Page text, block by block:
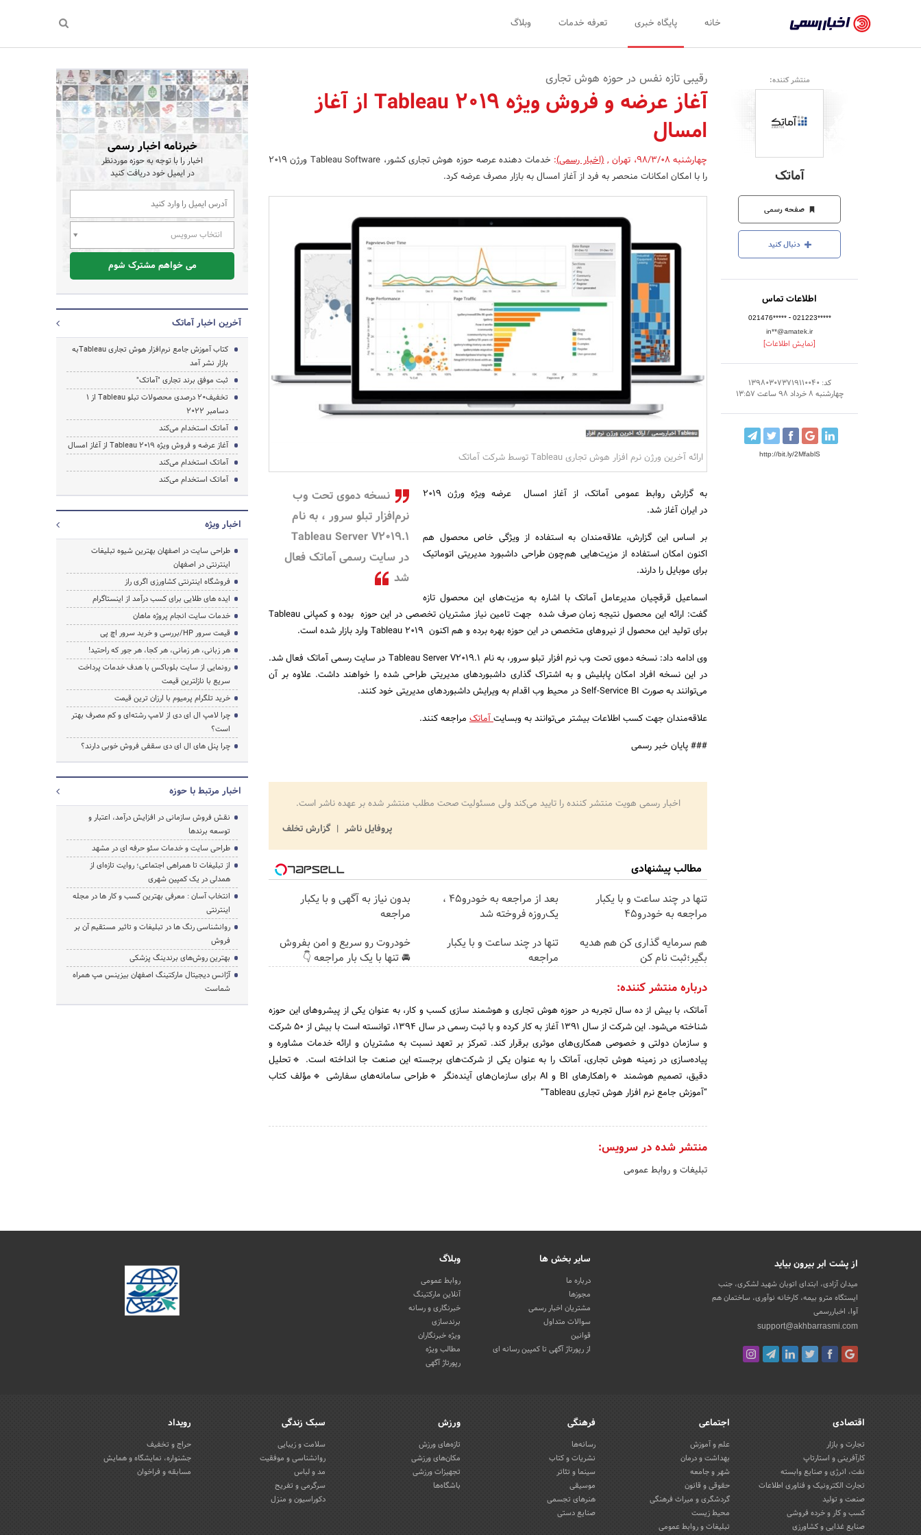
رسمی
-
اخبار
تایید
شرکت‌ها،
سازمان‌ها
و
روابط
عمومی‌ها
خانه پایگاه خبری تعرفه خدمات وبلاگ
منتشر کننده:
آماتک
صفحه رسمی
دنبال کنید
اطلاعات تماس
021476***** - 021223*****
in**@amatek.ir
[نمایش اطلاعات]
کد: 139803073719110040
چهارشنبه 8 خرداد 98 ساعت 13:57
http://bit.ly/2MfablS
رقیبی تازه نفس در حوزه هوش تجاری
آغاز عرضه و فروش ویژه Tableau 2019 از آغاز
امسال
چهارشنبه 98/3/08 ، تهران ,(اخبار رسمی):
خدمات دهنده عرصه حوزه هوش تجاری کشور، Tableau Software ورژن 2019
را با امکان امکانات منحصر به فرد از آغاز امسال به بازار مصرف عرضه کرد.
ارائه آخرین ورژن نرم افزار هوش تجاری Tableau توسط شرکت آماتک
نسخه دموی تحت وب
نرم‌‎‌افزار تبلو سرور ، به نام
Tableau Server V2019.1
در سایت رسمی آماتک فعال
شد
به گزارش روابط عمومی آماتک، از آغاز امسال عرضه ویژه ورژن 2019
در ایران آغاز شد.
بر اساس این گزارش، علاقه‌مندان به استفاده از ویژگی خاص محصول هم
اکنون امکان استفاده از مزیت‌هایی هم‌چون طراحی داشبورد مدیریتی اتوماتیک
برای موبایل را دارند.
اسماعیل قرقچیان مدیرعامل آماتک با اشاره به مزیت‌های این محصول تازه
گفت: ارائه این محصول نتیجه زمان صرف شده جهت تامین نیاز مشتریان تخصصی در این حوزه بوده و کمپانی Tableau
برای تولید این محصول از نیرو‌های متخصص در این حوزه بهره برده و هم اکنون Tableau 2019 وارد بازار شده است.
وی ادامه داد: نسخه دموی تحت وب نرم افزار تبلو سرور، به نام Tableau Server V2019.1 در سایت رسمی آماتک فعال شد.
در این نسخه افراد امکان پابلیش و به اشتراک گذاری داشبوردهای مدیریتی طراحی شده را خواهند داشت. علاوه بر آن
می‌توانند به صورت Self-Service BI در محیط وب اقدام به ویرایش داشبوردهای مدیریتی خود کنند.
علاقه‌مندان جهت کسب اطلاعات بیشتر می‌توانند به وبسایتآماتک مراجعه کنند.
### پایان خبر رسمی
اخبار رسمی هویت منتشر کننده را تایید می‌کند ولی مسئولیت صحت مطلب منتشر شده بر عهده ناشر است.
پروفایل ناشر
گزارش تخلف
مطالب پیشنهادی
تنها در چند ساعت و با یکبار
مراجعه به خودرو45
بعد از مراجعه به خودرو45 ،
یک‌روزه فروخته شد
بدون نیاز به آگهی و با یکبار
مراجعه
هم سرمایه گذاری کن هم هدیه
بگیر؛ثبت نام کن
تنها در چند ساعت و با یکبار
مراجعه
خودروت رو سریع و امن بفروش
🚘 تنها با یک بار مراجعه 👇
درباره منتشر کننده:
آماتک، با بیش از ده سال تجربه در حوزه هوش تجاری و هوشمند سازی کسب و کار، به عنوان یکی از پیشروهای این حوزه
شناخته می‌شود. این شرکت از سال 1391 آغاز به کار کرده و با ثبت رسمی در سال 1394، توانسته است با بیش از 50 شرکت
و سازمان دولتی و خصوصی همکاری‌های موثری برقرار کند. تمرکز بر تعهد نسبت به مشتریان و ارائه خدمات مشاوره و
پیاده‌سازی در زمینه هوش تجاری، آماتک را به عنوان یکی از شرکت‌های برجسته این صنعت جا انداخته است. 🔹تحلیل
دقیق، تصمیم هوشمند 🔹راهکارهای BI و AI برای سازمان‌های آینده‌نگر 🔹طراحی سامانه‌های سفارشی 🔹مؤلف کتاب
“آموزش جامع نرم افزار هوش تجاری Tableau”
منتشر شده در سرویس:
تبلیغات و روابط عمومی
خبرنامه اخبار رسمی
اخبار را با توجه به حوزه موردنظر
در ایمیل خود دریافت کنید
انتخاب سرویس
می خواهم مشترک شوم
آخرین اخبار آماتک
کتاب آموزش جامع نرم‌افزار هوش تجاری Tableauبه
بازار نشر آمد
ثبت موفق برند تجاری "آماتک"
تخفیف‌20 درصدی محصولات تبلو Tableau از 1
دسامبر 2022
آماتک استخدام می‌کند
آغاز عرضه و فروش ویژه Tableau 2019 از آغاز امسال
آماتک استخدام می‌کند
آماتک استخدام می‌کند
اخبار ویژه
طراحی سایت در اصفهان بهترین شیوه تبلیغات
اینترنتی در اصفهان
فروشگاه اینترنتی کشاورزی اگری راز
ایده های طلایی برای کسب درآمد از اینستاگرام
خدمات سایت انجام پروژه ماهان
قیمت سرور HP/بررسی و خرید سرور اچ پی
هر زبانی، هر زمانی، هر کجا، هر جور که راحتید!
رونمایی از سایت بلوباکس با هدف خدمات پرداخت
سریع با نازلترین قیمت
خرید تلگرام پرمیوم با ارزان ترین قیمت
چرا لامپ ال ای دی از لامپ رشته‌ای و کم مصرف بهتر
است؟
چرا پنل های ال ای دی سقفی فروش خوبی دارند؟
اخبار مرتبط با حوزه
نقش فروش سازمانی در افزایش درآمد، اعتبار و
توسعه برندها
طراحی سایت و خدمات سئو حرفه ای در مشهد
از تبلیغات تا همراهی اجتماعی؛ روایت تازه‌ای از
همدلی در یک کمپین شهری
انتخاب آسان : معرفی بهترین کسب و کار ها در مجله
اینترنتی
روانشناسی رنگ ها در تبلیغات و تاثیر مستقیم آن بر
فروش
بهترین روش‌های برندینگ پزشکی
آژانس دیجیتال مارکتینگ اصفهان بیزینس مپ همراه
شماست
از پشت ابر بیرون بیاید
میدان آزادی، ابتدای اتوبان شهید لشکری، جنب
ایستگاه مترو بیمه، کارخانه نوآوری، ساختمان هم
آوا، اخباررسمی
support@akhbarrasmi.com
سایر بخش ها
درباره ما
مجوزها
مشتریان اخبار رسمی
سوالات متداول
قوانین
از رپورتاژ آگهی تا کمپین رسانه ای
وبلاگ
روابط عمومی
آنلاین مارکتینگ
خبرنگاری و رسانه
برندسازی
ویژه خبرنگاران
مطالب ویژه
رپورتاژ آگهی
اقتصادی
تجارت و بازار
کارآفرینی و استارتاپ
نفت، انرژی و صنایع وابسته
تجارت الکترونیک و فناوری اطلاعات
صنعت و تولید
کسب و کار و خرده فروشی
صنایع غذایی و کشاورزی
اجتماعی
علم و آموزش
بهداشت و درمان
شهر و جامعه
حقوقی و قانون
گردشگری و میراث فرهنگی
محیط زیست
تبلیغات و روابط عمومی
فرهنگی
رسانه‌ها
نشریات و کتاب
سینما و تئاتر
موسیقی
هنرهای تجسمی
صنایع دستی
ورزش
تازه‌های ورزش
مکان‌های ورزشی
تجهیزات ورزشی
باشگاه‌ها
سبک زندگی
سلامت و زیبایی
روانشناسی و موفقیت
مد و لباس
سرگرمی و تفریح
دکوراسیون و منزل
رویداد
حراج و تخفیف
جشنواره، نمایشگاه و همایش
مسابقه و فراخوان